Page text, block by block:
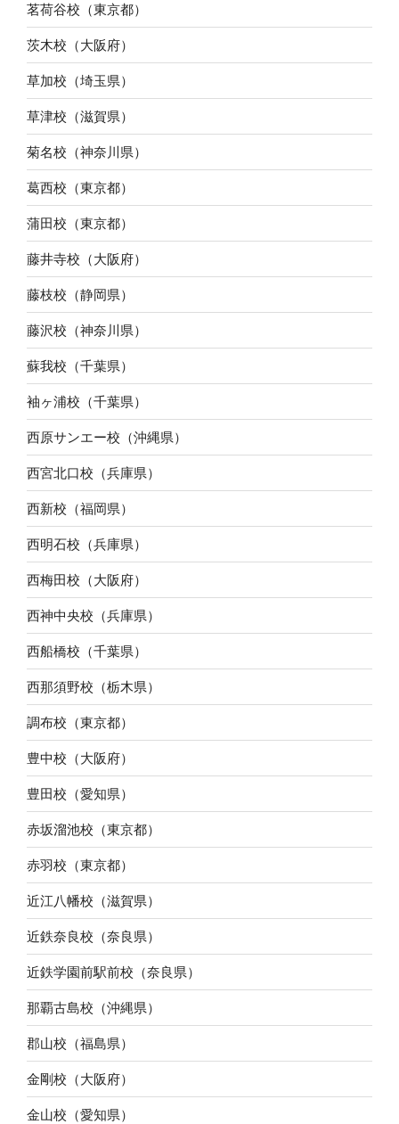
茗荷谷校（東京都）
茨木校（大阪府）
草加校（埼玉県）
草津校（滋賀県）
菊名校（神奈川県）
葛西校（東京都）
蒲田校（東京都）
藤井寺校（大阪府）
藤枝校（静岡県）
藤沢校（神奈川県）
蘇我校（千葉県）
袖ヶ浦校（千葉県）
西原サンエー校（沖縄県）
西宮北口校（兵庫県）
西新校（福岡県）
西明石校（兵庫県）
西梅田校（大阪府）
西神中央校（兵庫県）
西船橋校（千葉県）
西那須野校（栃木県）
調布校（東京都）
豊中校（大阪府）
豊田校（愛知県）
赤坂溜池校（東京都）
赤羽校（東京都）
近江八幡校（滋賀県）
近鉄奈良校（奈良県）
近鉄学園前駅前校（奈良県）
那覇古島校（沖縄県）
郡山校（福島県）
金剛校（大阪府）
金山校（愛知県）